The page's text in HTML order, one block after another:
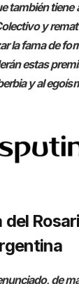
también tiene
y
la fama de
estas
y al
del
de